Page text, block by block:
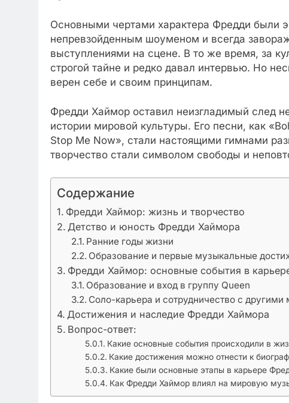
Основными чертами характера Фредди были
непревзойденным шоуменом и всегда
выступлениями на сцене. В то же время, за
строгой тайне и редко давал интервью. Но
верен себе и своим принципам.
Фредди Хаймор оставил неизгладимый след
истории мировой культуры. Его песни, как
Stop Me Now», стали настоящими гимнами
творчество стали символом свободы и
Содержание
Фредди Хаймор: жизнь и творчество
Детство и юность Фредди Хаймора
Ранние годы жизни
Образование и первые музыкальные
Фредди Хаймор: основные события в
Образование и вход в группу Queen
Соло-карьера и сотрудничество с другими
Достижения и наследие Фредди Хаймора
Вопрос-ответ:
Какие основные события происходили в
Какие достижения можно отнести к
Какие были основные этапы в карьере
Как Фредди Хаймор влиял на мировую